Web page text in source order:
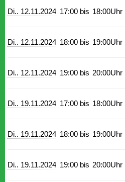
Di.. 12.11.2024 17:00 bis 18:00Uhr
Di.. 12.11.2024 18:00 bis 19:00Uhr
Di.. 12.11.2024 19:00 bis 20:00Uhr
Di.. 19.11.2024 17:00 bis 18:00Uhr
Di.. 19.11.2024 18:00 bis 19:00Uhr
Di.. 19.11.2024 19:00 bis 20:00Uhr